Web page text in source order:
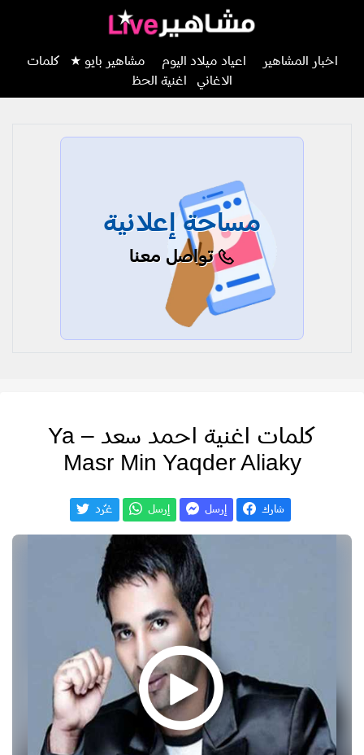
اخبار المشاهير اعياد ميلاد اليوم مشاهير بايو ★
كلمات
الاغاني
اغنية الحظ
مساحة إعلانية
تواصل معنا
كلمات اغنية احمد سعد – Ya
Masr Min Yaqder Aliaky
شارك إرسل إرسل غـّرد